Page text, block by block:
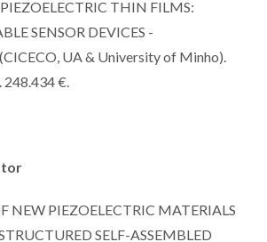
THIN FILMS:
SENSOR DEVICES -
UA & University of Minho).
€.
NEW PIEZOELECTRIC MATERIALS
SELF-ASSEMBLED